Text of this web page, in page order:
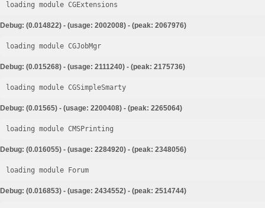
loading module CGExtensions
Debug: (0.014822) - (usage: 2002008) - (peak: 2067976)
loading module CGJobMgr
Debug: (0.015268) - (usage: 2111240) - (peak: 2175736)
loading module CGSimpleSmarty
Debug: (0.01565) - (usage: 2200408) - (peak: 2265064)
loading module CMSPrinting
Debug: (0.016055) - (usage: 2284920) - (peak: 2348056)
loading module Forum
Debug: (0.016853) - (usage: 2434552) - (peak: 2514744)